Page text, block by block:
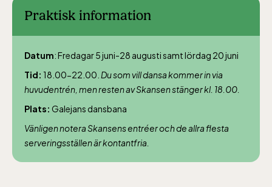
Praktisk information
Datum: Fredagar 5 juni-28 augusti samt lördag 20 juni
Tid: 18.00-22.00. Du som vill dansa kommer in via
huvudentrén, men resten av Skansen stänger kl. 18.00.
Plats: Galejans dansbana
Vänligen notera Skansens entréer och de allra flesta
serveringsställen är kontantfria.